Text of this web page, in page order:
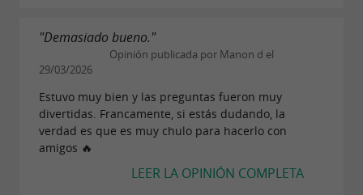
"Demasiado bueno."
Opinión publicada por Manon d el
29/03/2026
Estuvo muy bien y las preguntas fueron muy
divertidas. Francamente, si estás dudando, la
verdad es que es muy chulo para hacerlo con
amigos 🔥
LEER LA OPINIÓN COMPLETA